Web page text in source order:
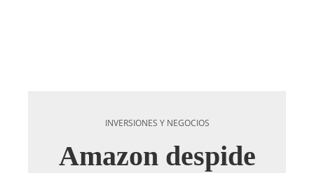
INVERSIONES Y NEGOCIOS
Amazon despide